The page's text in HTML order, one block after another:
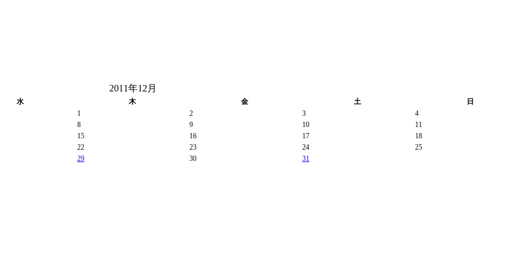
2011年12月
水 木 金 土
日
1
2 3
4
8
9 10
11
15
16 17
18
22
23 24
25
29
30 31